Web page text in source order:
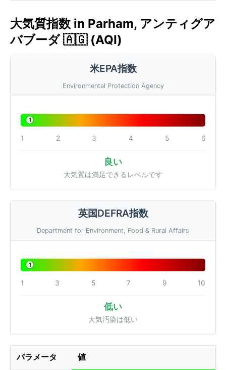
大気質指数 in Parham, アンティグア
バブーダ 🇦🇬 (AQI)
米EPA指数
Environmental Protection Agency
1
1 2 3 4 5 6
良い
大気質は満足できるレベルです
英国DEFRA指数
Department for Environment, Food & Rural Affairs
1
1 3 5 7 9 10
低い
大気汚染は低い
パラメータ 値